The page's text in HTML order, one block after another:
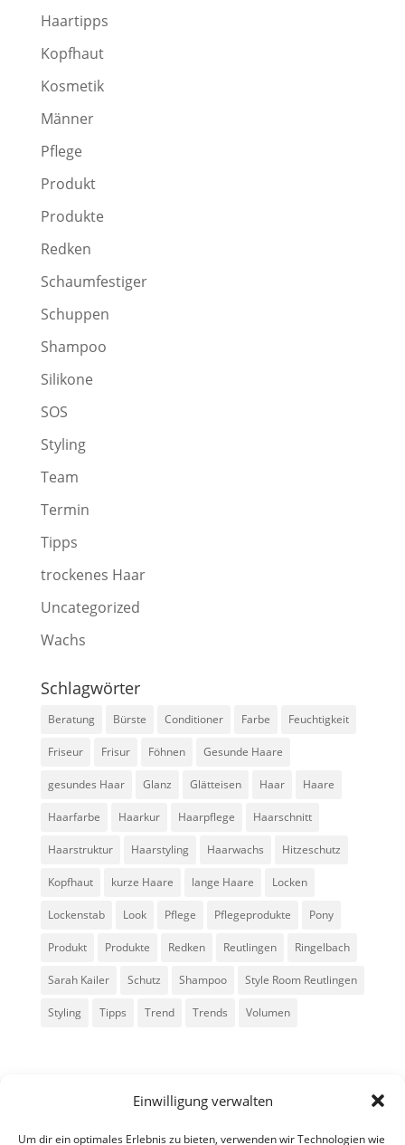
Einwilligung verwalten
Um dir ein optimales Erlebnis zu bieten, verwenden wir Technologien wie
Haartipps
Kopfhaut
Kosmetik
Männer
Pflege
Produkt
Produkte
Redken
Schaumfestiger
Schuppen
Shampoo
Silikone
SOS
Styling
Team
Termin
Tipps
trockenes Haar
Uncategorized
Wachs
Schlagwörter
Beratung Bürste Conditioner Farbe Feuchtigkeit
Friseur Frisur Föhnen Gesunde Haare
gesundes Haar Glanz Glätteisen Haar Haare
Haarfarbe Haarkur Haarpflege Haarschnitt
Haarstruktur Haarstyling Haarwachs Hitzeschutz
Kopfhaut kurze Haare lange Haare Locken
Lockenstab Look Pflege Pflegeprodukte Pony
Produkt Produkte Redken Reutlingen Ringelbach
Sarah Kailer Schutz Shampoo Style Room Reutlingen
Styling Tipps Trend Trends Volumen